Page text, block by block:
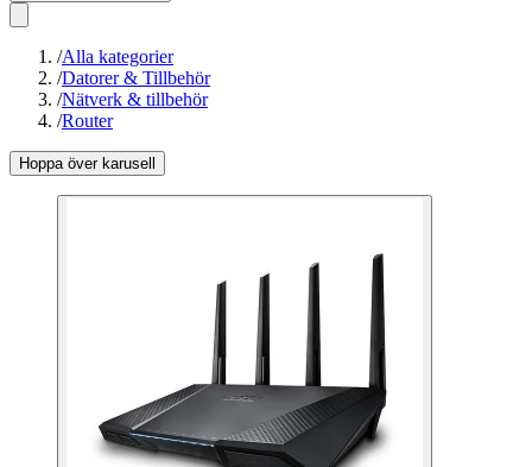
/Alla kategorier
/Datorer & Tillbehör
/Nätverk & tillbehör
/Router
Hoppa över karusell